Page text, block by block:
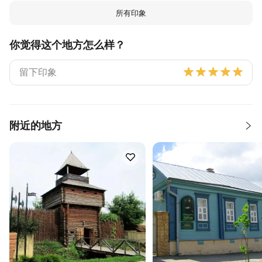
所有印象
你觉得这个地方怎么样？
附近的地方